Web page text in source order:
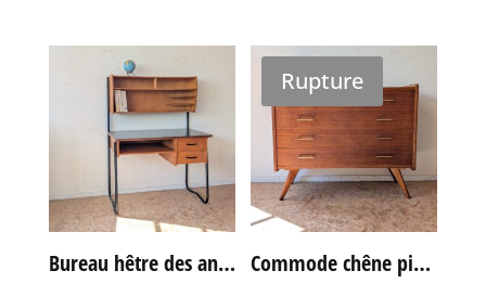
Bureau hêtre des années 60
Rupture
Commode chêne pieds compas vintage